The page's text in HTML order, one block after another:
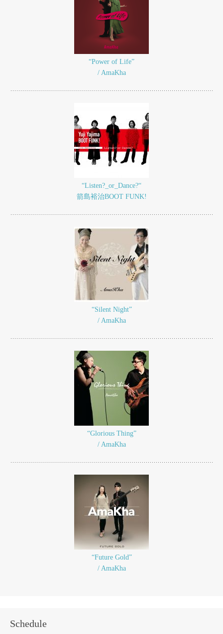
“Power of Life”
/ AmaKha
“Listen?_or_Dance?“
箭島裕治BOOT FUNK!
“Silent Night”
/ AmaKha
“Glorious Thing”
/ AmaKha
“Future Gold”
/ AmaKha
Schedule